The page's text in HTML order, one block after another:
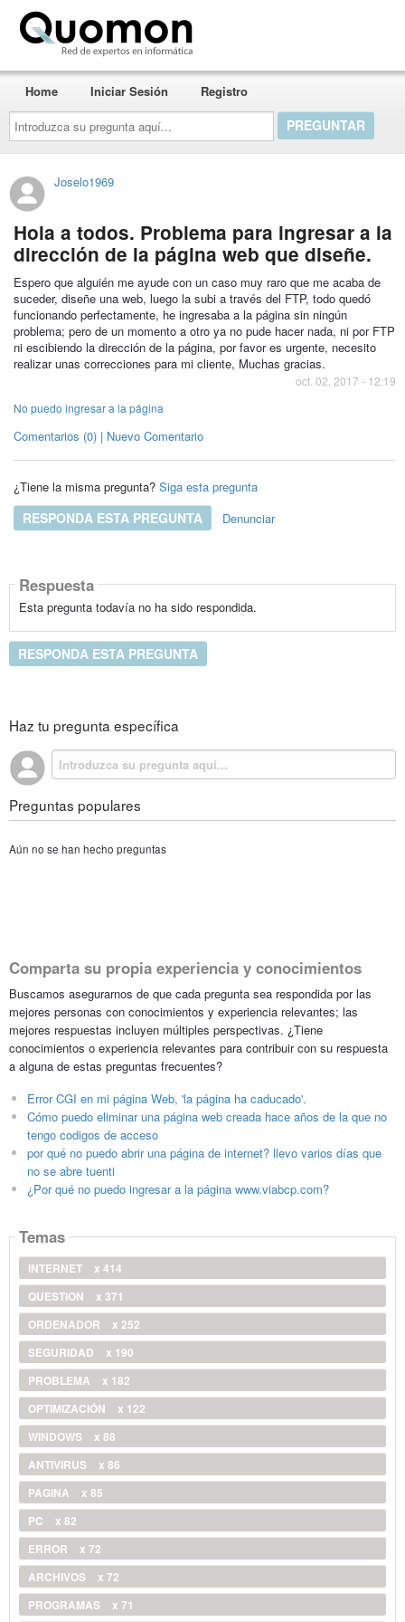
Introduzca
su
pregunta
aquí...
Home Iniciar Sesión Registro
Joselo1969
Hola a todos. Problema para ingresar a la
dirección de la página web que diseñe.
Espero que alguién me ayude con un caso muy raro que me acaba de
suceder, diseñe una web, luego la subi a través del FTP, todo quedó
funcionando perfectamente, he ingresaba a la página sin ningún
problema; pero de un momento a otro ya no pude hacer nada, ni por FTP
ni escibiendo la dirección de la página, por favor es urgente, necesito
realizar unas correcciones para mi cliente, Muchas gracias.
oct. 02, 2017 - 12:19
No puedo ingresar a la página
Comentarios (0) | Nuevo Comentario
¿Tiene la misma pregunta? Siga esta pregunta
RESPONDA ESTA PREGUNTA Denunciar
Respuesta
Esta pregunta todavía no ha sido respondida.
RESPONDA ESTA PREGUNTA
Haz tu pregunta específica
Preguntas populares
Aún no se han hecho preguntas
Comparta su propia experiencia y conocimientos
Buscamos asegurarnos de que cada pregunta sea respondida por las
mejores personas con conocimientos y experiencia relevantes; las
mejores respuestas incluyen múltiples perspectivas. ¿Tiene
conocimientos o experiencia relevantes para contribuir con su respuesta
a alguna de estas preguntas frecuentes?
Error CGI en mi página Web, 'la página ha caducado'.
Cómo puedo eliminar una página web creada hace años de la que no
tengo codigos de acceso
por qué no puedo abrir una página de internet? llevo varios días que
no se abre tuenti
¿Por qué no puedo ingresar a la página www.viabcp.com?
Temas
INTERNET
x 414
QUESTION
x 371
ORDENADOR
x 252
SEGURIDAD
x 190
PROBLEMA
x 182
OPTIMIZACIÓN
x 122
WINDOWS
x 88
ANTIVIRUS
x 86
PAGINA
x 85
PC
x 82
ERROR
x 72
ARCHIVOS
x 72
PROGRAMAS
x 71